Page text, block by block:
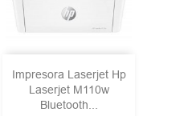
Impresora Laserjet Hp
Laserjet M110w
Bluetooth...